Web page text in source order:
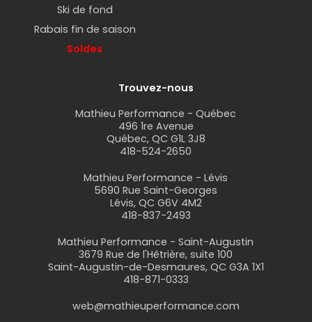
Ski de fond
Rabais fin de saison
Soldes
Trouvez-nous
Mathieu Performance - Québec
496 1re Avenue
Québec, QC G1L 3J8
418-524-2650
Mathieu Performance - Lévis
5690 Rue Saint-Georges
Lévis, QC G6V 4M2
418-837-2493
Mathieu Performance - Saint-Augustin
3679 Rue de l'Hêtrière, suite 100
Saint-Augustin-de-Desmaures, QC G3A 1X1
418-871-0333
web@mathieuperformance.com